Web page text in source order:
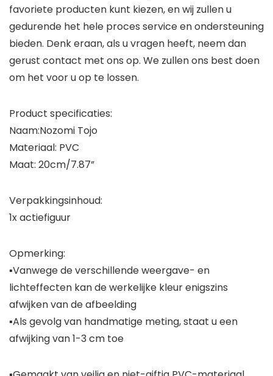
favoriete producten kunt kiezen, en wij zullen u
gedurende het hele proces service en ondersteuning
bieden. Denk eraan, als u vragen heeft, neem dan
gerust contact met ons op. We zullen ons best doen
om het voor u op te lossen.
Product specificaties:
Naam:Nozomi Tojo
Materiaal: PVC
Maat: 20cm/7.87”
Verpakkingsinhoud:
1x actiefiguur
Opmerking:
▪Vanwege de verschillende weergave- en
lichteffecten kan de werkelijke kleur enigszins
afwijken van de afbeelding
▪Als gevolg van handmatige meting, staat u een
afwijking van 1-3 cm toe